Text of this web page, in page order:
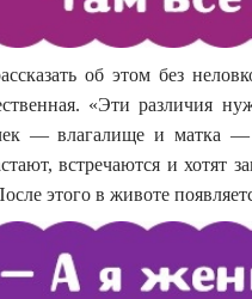
об этом без
«Эти различия
— влагалище и матка —
встречаются и хотят
этого в животе